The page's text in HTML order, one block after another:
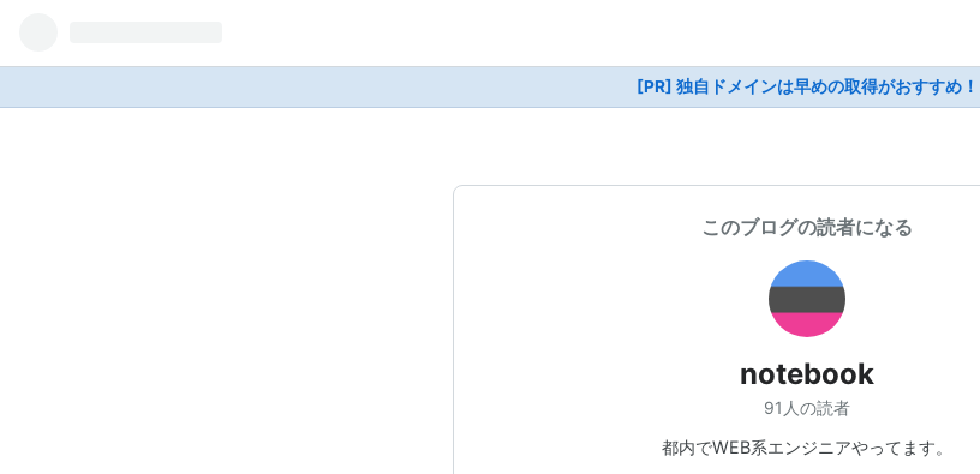
[PR] 独自ドメインは早めの取得がおすすめ！
このブログの読者になる
notebook
91人の読者
都内でWEB系エンジニアやってます。